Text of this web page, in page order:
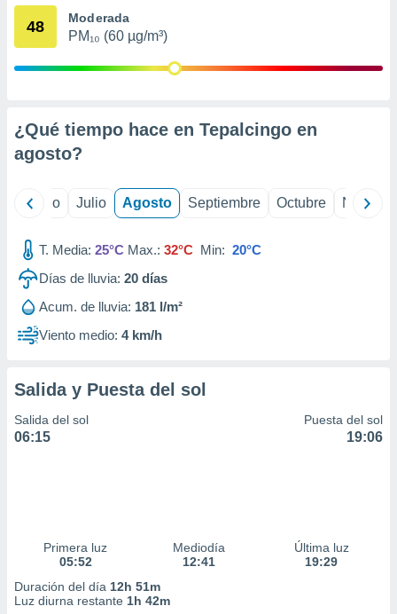
e
publicidad
1199
48 Moderada
PM₁₀ (60 µg/m³)
¿Qué tiempo hace en Tepalcingo en
agosto?
Junio Julio Agosto Septiembre Octubre
T. Media: 25°C Max.: 32°C Min: 20°C
Días de lluvia: 20 días
Acum. de lluvia: 181 l/m²
Viento medio: 4 km/h
Salida y Puesta del sol
Salida del sol
06:15
Puesta del sol
19:06
Primera luz
05:52
Mediodía
12:41
Última luz
19:29
Duración del día 12h 51m
Luz diurna restante 1h 42m